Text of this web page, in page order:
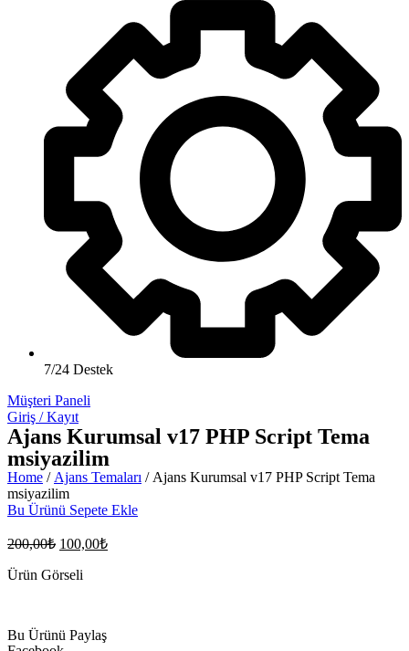
7/24 Destek
Müşteri Paneli
Giriş / Kayıt
Ajans Kurumsal v17 PHP Script Tema
msiyazilim
Home / Ajans Temaları / Ajans Kurumsal v17 PHP Script Tema
msiyazilim
Bu Ürünü Sepete Ekle
200,00₺ 100,00₺
Ürün Görseli
Bu Ürünü Paylaş